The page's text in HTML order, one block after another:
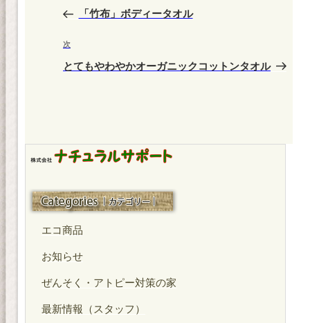
ナ
ビ
ゲ
の
稿
「竹布」ボディータオル
次
の
次
とてもやわやかオーガニックコットンタオル
カテゴリー
エコ商品
お知らせ
ぜんそく・アトピー対策の家
最新情報（スタッフ）